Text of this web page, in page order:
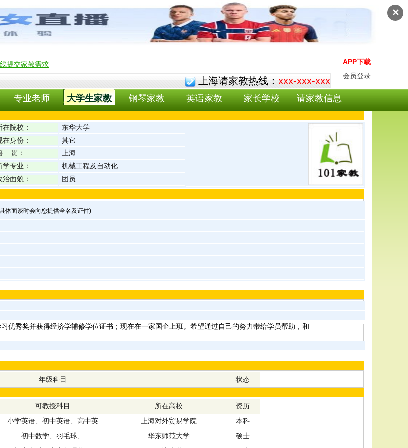
✕
提交家教需求
上海请家教热线： xxx-xxx-xxx
APP下载
会员登录
专业老师 大学生家教 钢琴家教 英语家教 家长学校 请家教信息
在院校：
东华大学
在身份：
其它
贯：
上海
学专业：
机械工程及自动化
治面貌：
团员
体面谈时会向您提供全名及证件)
优秀奖并获得经济学辅修学位证书；现在在一家国企上班。希望通过自己的努力带给学员帮助，和
年级科目
状态
可教授科目 所在高校
资历
小学英语、初中英语、高中英 上海对外贸易学院
本科
初中数学、羽毛球、 华东师范大学
硕士